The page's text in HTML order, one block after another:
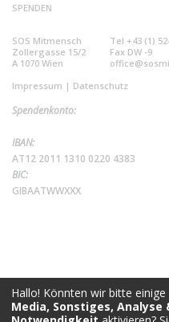
SPENDEN
SOS Mitmensch
Zollergasse 15/2
A 1070 Wien
Tel +43 (1)
Fax DW -9
Impressum | Datenschutz
Spendenkonto:
IBAN:
AT12 2011 1310 0220 4383
BIC:
GIBAATWWXXX
Hallo! Könnten wir bitte
Media, Sonstiges,